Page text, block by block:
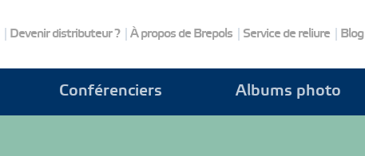
Conférenciers Albums photo
Devenir distributeur ? À propos de Brepols Service de reliure Blog